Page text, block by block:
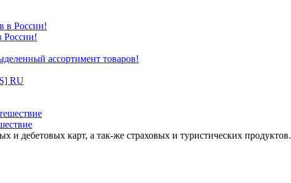
России!
ассортимент товаров!
и дебетовых карт, а так-же страховых и туристических продуктов.